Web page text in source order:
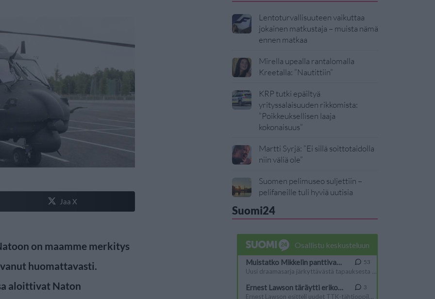
Jaa X
on maamme merkitys
huomattavasti.
aloittivat Naton
Lentoturvallisuuteen vaikuttaa
jokainen matkustaja – muista nämä
ennen matkaa
Mirella upealla rantalomalla
Kreetalla: ”Nautittiin”
KRP tutki epäiltyä
yrityssalaisuuden rikkomista:
”Poikkeuksellisen laaja
kokonaisuus”
Martti Syrjä: ”Ei sillä soittotaidolla
niin väliä ole”
Suomen pelimuseo suljettiin –
pelifaneille tuli hyviä uutisia
Suomi24